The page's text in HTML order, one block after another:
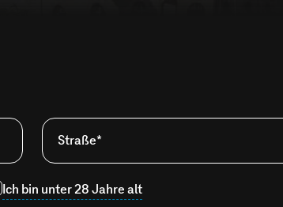
Straße*
Ich bin unter 28 Jahre alt